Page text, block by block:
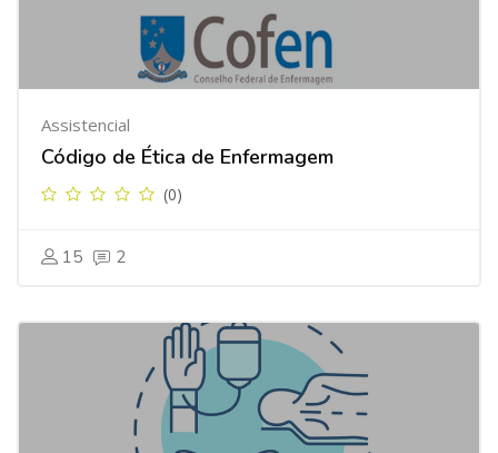
Assistencial
Código de Ética de Enfermagem
(0)
15 2